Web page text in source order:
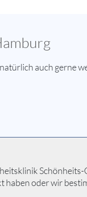
auch gerne
Schönheits-
haben oder wir